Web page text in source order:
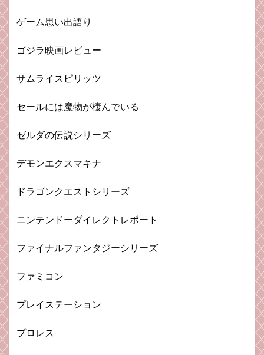
ゲーム思い出語り
ゴジラ映画レビュー
サムライスピリッツ
セールには魔物が棲んでいる
ゼルダの伝説シリーズ
デモンエクスマキナ
ドラゴンクエストシリーズ
ニンテンドーダイレクトレポート
ファイナルファンタジーシリーズ
ファミコン
プレイステーション
プロレス